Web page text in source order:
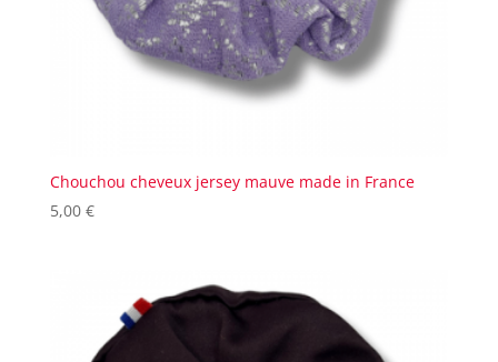
Chouchou cheveux jersey mauve made in France
5,00 €